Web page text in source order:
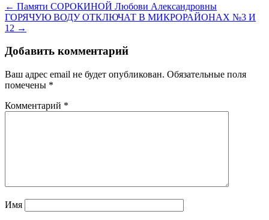
← Памяти СОРОКИНОЙ Любови Александровны
ГОРЯЧУЮ ВОДУ ОТКЛЮЧАТ В МИКРОРАЙОНАХ №3 И
12 →
Добавить комментарий
Ваш адрес email не будет опубликован. Обязательные поля
помечены *
Комментарий *
Имя